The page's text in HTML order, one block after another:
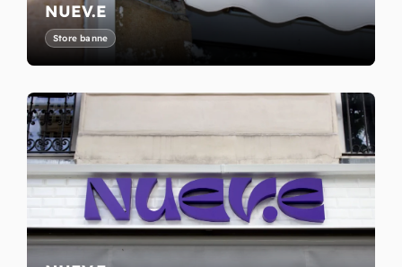
NUEV.E
Store banne